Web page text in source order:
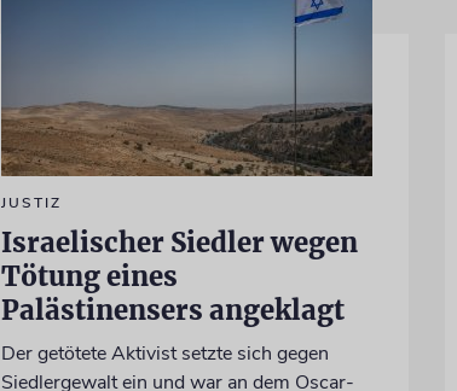
JUSTIZ
Israelischer Siedler wegen
Tötung eines
Palästinensers angeklagt
Der getötete Aktivist setzte sich gegen
Siedlergewalt ein und war an dem Oscar-